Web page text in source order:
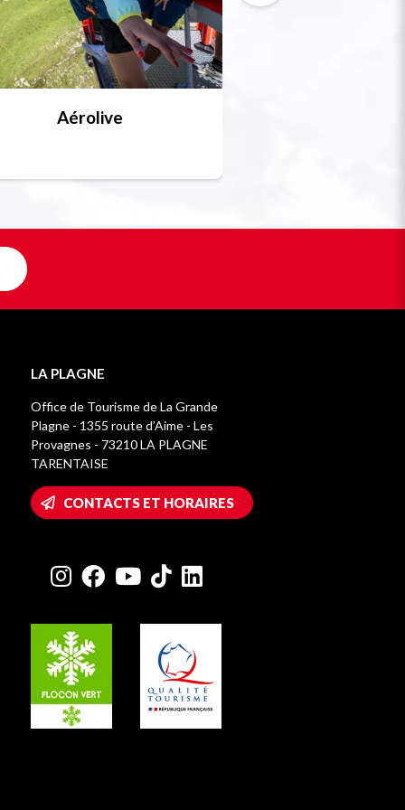
Aérolive
LA PLAGNE
Office de Tourisme de La Grande
Plagne - 1355 route d’Aime - Les
Provagnes - 73210 LA PLAGNE
TARENTAISE
CONTACTS ET HORAIRES